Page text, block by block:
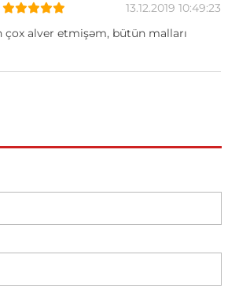
13.12.2019 10:49:23
çox alver etmişəm, bütün malları